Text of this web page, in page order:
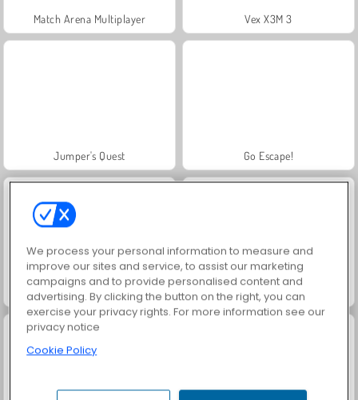
Match Arena Multiplayer Vex X3M 3
Jumper's Quest Go Escape!
Knock and Run - 100 Doors Escape Wave Dash
We process your personal information to measure and
improve our sites and service, to assist our marketing
campaigns and to provide personalised content and
advertising. By clicking the button on the right, you can
exercise your privacy rights. For more information see our
privacy notice
Cookie Policy